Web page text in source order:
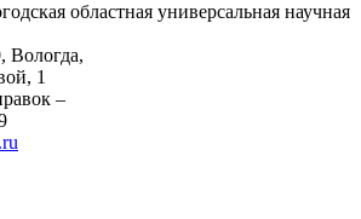
областная универсальная научная
Вологда,
1
–